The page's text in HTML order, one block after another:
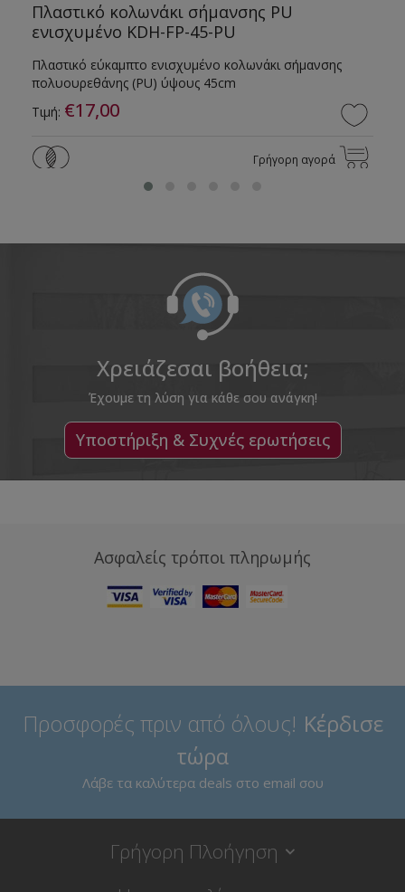
Πλαστικό κολωνάκι σήμανσης PU
ενισχυμένο KDH-FP-45-PU
Πλαστικό εύκαμπτο ενισχυμένο κολωνάκι σήμανσης
πολυουρεθάνης (PU) ύψους 45cm
Τιμή: €17,00
Γρήγορη αγορά
Χρειάζεσαι βοήθεια;
Έχουμε τη λύση για κάθε σου ανάγκη!
Υποστήριξη & Συχνές ερωτήσεις
Ασφαλείς τρόποι πληρωμής
Προσφορές πριν από όλους! Κέρδισε
τώρα
Λάβε τα καλύτερα deals στο email σου
Γρήγορη Πλοήγηση